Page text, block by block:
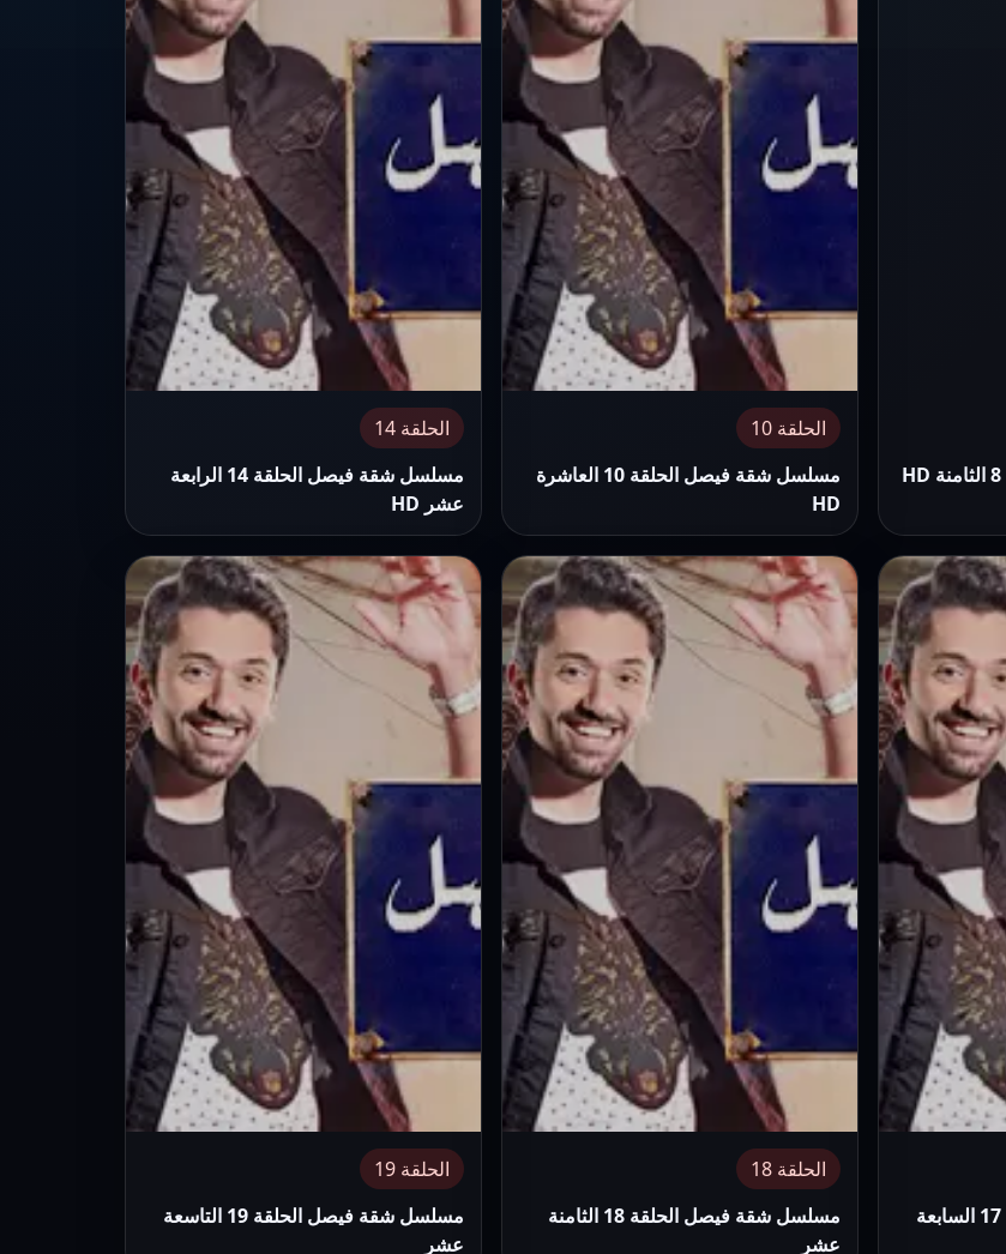
الحلقة 10
مسلسل شقة فيصل الحلقة 10 العاشرة
HD
الحلقة 14
مسلسل شقة فيصل الحلقة 14 الرابعة
عشر HD
مسلسل شقة فيصل الحلقة 17 السابعة
الحلقة 18
مسلسل شقة فيصل الحلقة 18 الثامنة
عشر
الحلقة 19
مسلسل شقة فيصل الحلقة 19 التاسعة
عشر